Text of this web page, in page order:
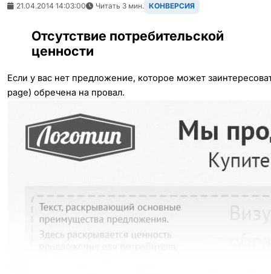
21.04.2014 14:03:00
Читать 3 мин. КОНВЕРСИЯ
Отсутствие потребительской
ценности
Если у вас нет предложение, которое может
page) обречена на провал.